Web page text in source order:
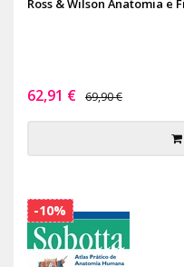
Ross & Wilson Anatomia e
62,91 € 69,90 €
-10%